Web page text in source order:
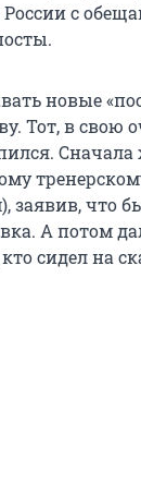
с
новые
Тот, в свою
Сначала
заявив, что
А потом
сидел на